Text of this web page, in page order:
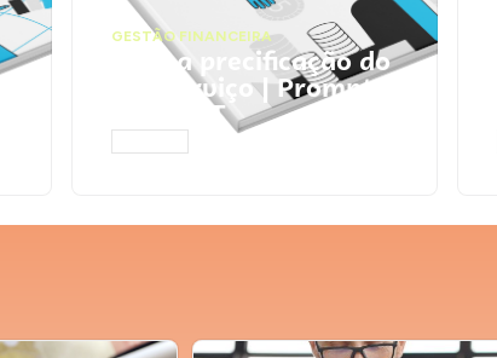
GESTÃO FINANCEIRA
Faça a precificação do
seu serviço | Prompts
ChatGPT